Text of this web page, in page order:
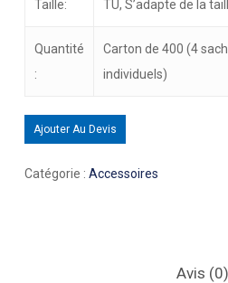
Taille: TU, S’adapte de la
Quantité
:
Carton de 400 (4
individuels)
Ajouter Au Devis
Catégorie : Accessoires
Avis (0)